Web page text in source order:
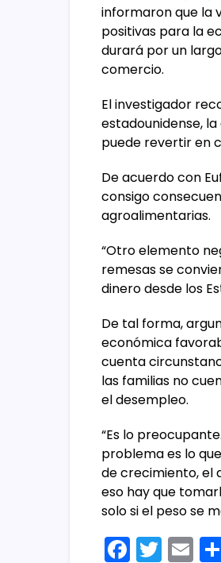
informaron que la
positivas para la
durará por un
comercio.
El investigador
estadounidense,
puede revertir en
De acuerdo con
consigo
agroalimentarias.
“Otro elemento
remesas se
dinero desde los
De tal forma,
económica
cuenta
las familias no
el desempleo.
“Es lo
problema es lo
de crecimiento, el
eso hay que
solo si el peso se
F T E